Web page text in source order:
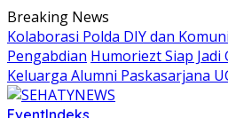
Skip
to
content
Breaking News
Kolaborasi Polda DIY dan
Pengabdian Humoriezt Siap Jadi
Keluarga Alumni Paskasarjana
EventIndeks